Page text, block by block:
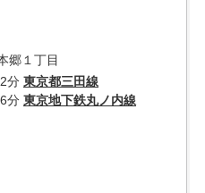
郷１丁目
分 東京都三田線
分 東京地下鉄丸ノ内線